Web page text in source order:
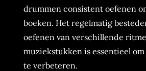
drummen consistent oefenen
boeken. Het regelmatig
oefenen van verschillende
muziekstukken is essentieel
te verbeteren.